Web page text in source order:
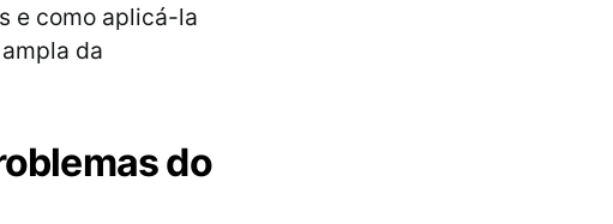
e como aplicá-la
da
do